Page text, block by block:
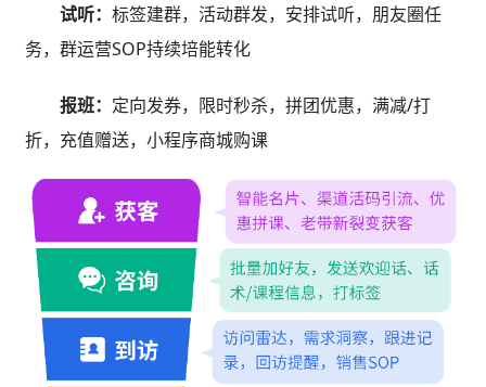
试听： 标签建群，活动群发，安排试听，朋友圈任
务，群运营SOP持续培能转化
报班： 定向发券，限时秒杀，拼团优惠，满减/打
折，充值赠送，小程序商城购课